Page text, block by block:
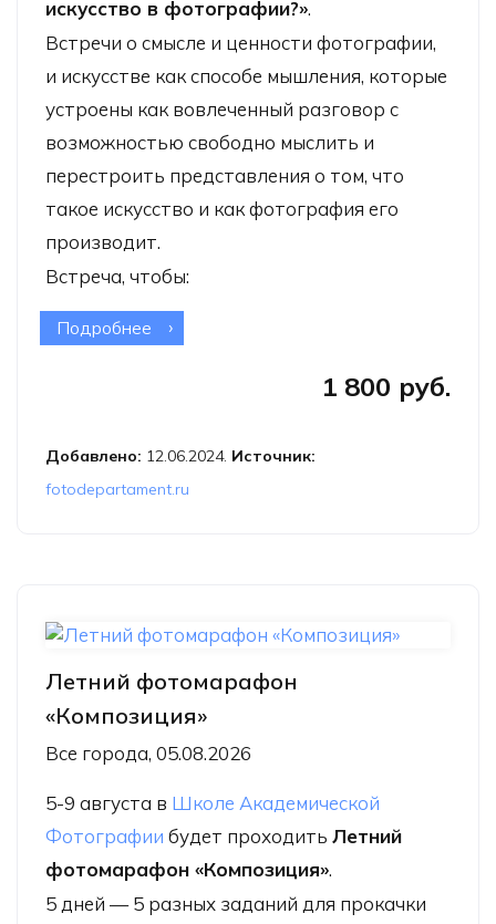
искусство в фотографии?».
Встречи о смысле и ценности фотографии,
и искусстве как способе мышления, которые
устроены как вовлеченный разговор с
возможностью свободно мыслить и
перестроить представления о том, что
такое искусство и как фотография его
производит.
Встреча, чтобы:
Подробнее о Медиация в ФотоДепартаменте
фотографии?». ОНЛАЙН1 800 руб.
Добавлено: 12.06.2024. Источник:
fotodepartament.ru
Летний фотомарафон
«Композиция»
Все города, 05.08.2026
5-9 августа в Школе Академической
Фотографии будет проходить Летний
фотомарафон «Композиция».
5 дней — 5 разных заданий для прокачки